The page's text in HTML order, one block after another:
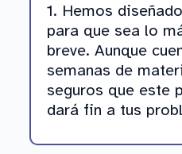
1. Hemos
para que sea lo
breve. Aunque
semanas de
seguros que este
dará fin a tus